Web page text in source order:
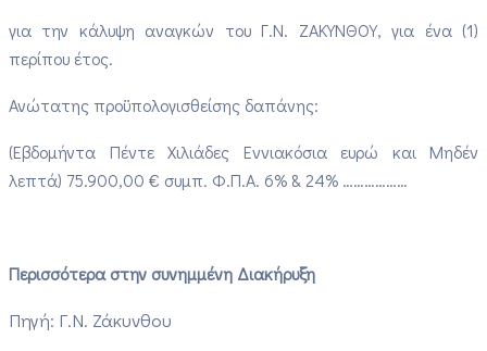
για την κάλυψη αναγκών του Γ.Ν. ΖΑΚΥΝΘΟΥ, για ένα (1)
περίπου έτος.
Ανώτατης προϋπολογισθείσης δαπάνης:
(Εβδομήντα Πέντε Χιλιάδες Εννιακόσια ευρώ και Μηδέν
λεπτά) 75.900,00 € συμπ. Φ.Π.Α. 6% & 24% ………………
Περισσότερα στην συνημμένη Διακήρυξη
Πηγή: Γ.Ν. Ζάκυνθου